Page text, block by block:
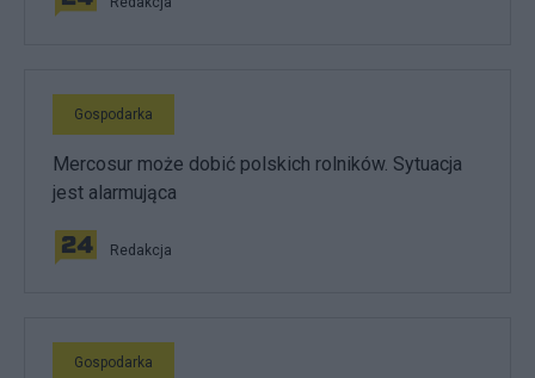
Gospodarka
Mercosur może dobić polskich rolników. Sytuacja
jest alarmująca
Redakcja
Gospodarka